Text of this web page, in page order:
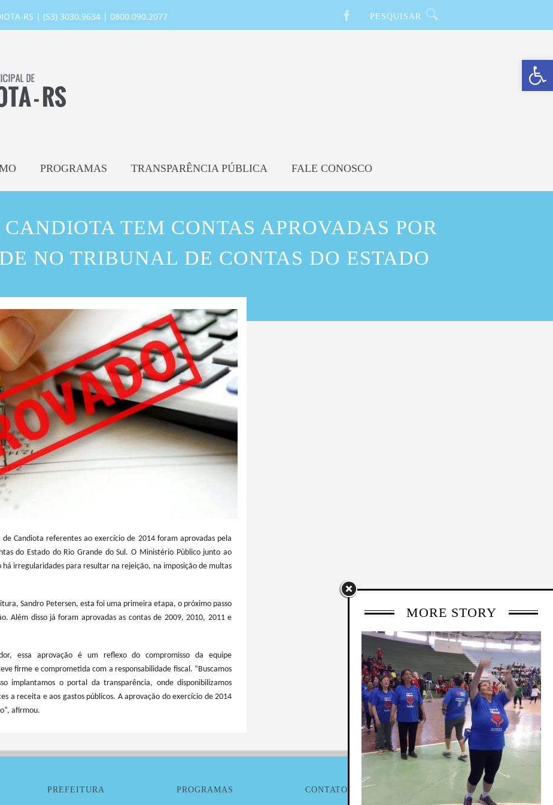
Barra de Ferramentas Aberta
RS | (53) 3030.9634 | 0800.090.2077
PROGRAMAS TRANSPARÊNCIA PÚBLICA FALE CONOSCO
TEM CONTAS APROVADAS POR
NO TRIBUNAL DE CONTAS DO ESTADO
Candiota referentes ao exercício de 2014 foram aprovadas pela
do Estado do Rio Grande do Sul. O Ministério Público junto ao
há irregularidades para resultar na rejeição, na imposição de multas
Sandro Petersen, esta foi uma primeira etapa, o próximo passo
Além disso já foram aprovadas as contas de 2009, 2010, 2011 e
essa aprovação é um reflexo do compromisso da equipe
firme e comprometida com a responsabilidade fiscal. “Buscamos
implantamos o portal da transparência, onde disponibilizamos
a receita e aos gastos públicos. A aprovação do exercício de 2014
afirmou.
MORE STORY
PREFEITURA PROGRAMAS CONTATO